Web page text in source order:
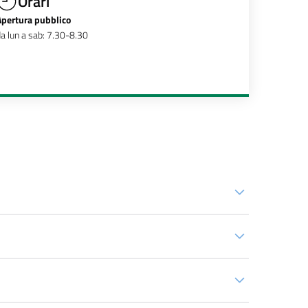
pubblico
lun a sab: 7.30-8.30